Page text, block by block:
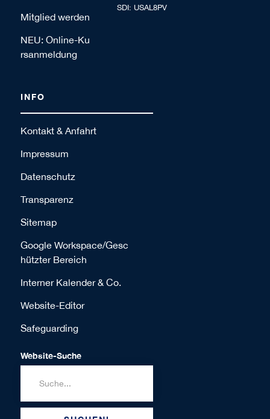
Mitglied werden
NEU: Online-Ku
rsanmeldung
SDI: USAL8PV
INFO
Kontakt & Anfahrt
Impressum
Datenschutz
Transparenz
Sitemap
Google Workspace/Gesc
hützter Bereich
Interner Kalender & Co.
Website-Editor
Safeguarding
Website-Suche